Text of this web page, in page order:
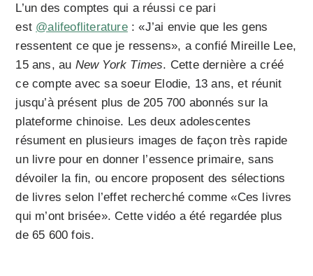
L’un des comptes qui a réussi ce pari
est @alifeofliterature: «J’ai envie que les gens
ressentent ce que je ressens», a confié Mireille Lee,
15 ans, au New York Times. Cette dernière a créé
ce compte avec sa soeur Elodie, 13 ans, et réunit
jusqu’à présent plus de 205 700 abonnés sur la
plateforme chinoise. Les deux adolescentes
résument en plusieurs images de façon très rapide
un livre pour en donner l’essence primaire, sans
dévoiler la fin, ou encore proposent des sélections
de livres selon l’effet recherché comme «Ces livres
qui m’ont brisée». Cette vidéo a été regardée plus
de 65 600 fois.